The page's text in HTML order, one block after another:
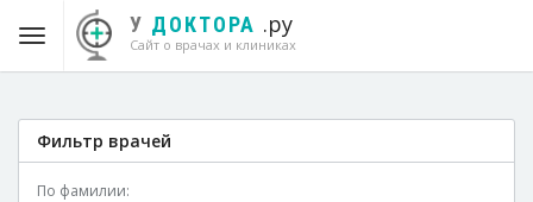
У ДОКТОРА .ру
Сайт о врачах и клиниках
Фильтр врачей
По фамилии: